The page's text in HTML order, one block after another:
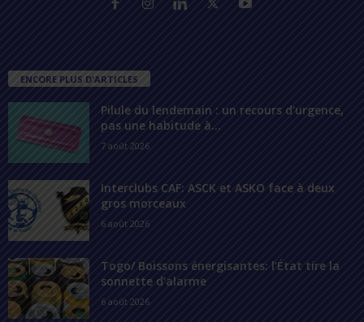
ENCORE PLUS D'ARTICLES
Pilule du lendemain : un recours d’urgence,
pas une habitude à...
7 août 2026
Interclubs CAF: ASCK et ASKO face à deux
gros morceaux
6 août 2026
Togo/ Boissons énergisantes: l’État tire la
sonnette d’alarme
6 août 2026